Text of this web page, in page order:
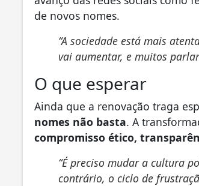
de novos nomes.
“A sociedade está mais
vai aumentar, e muitos
O que esperar
Ainda que a renovação traga
nomes não basta. A
compromisso ético,
“É preciso mudar a cultura
contrário, o ciclo de